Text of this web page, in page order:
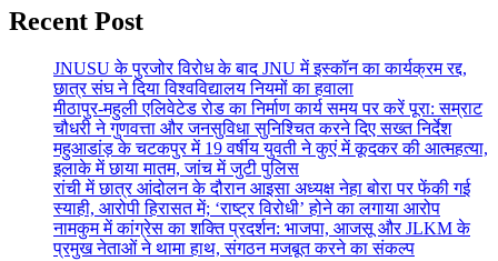
Recent Post
JNUSU के पुरजोर विरोध के बाद JNU में इस्कॉन का कार्यक्रम रद्द,
छात्र संघ ने दिया विश्वविद्यालय नियमों का हवाला
मीठापुर-महुली एलिवेटेड रोड का निर्माण कार्य समय पर करें पूरा: सम्राट
चौधरी ने गुणवत्ता और जनसुविधा सुनिश्चित करने दिए सख्त निर्देश
महुआडांड़ के चटकपुर में 19 वर्षीय युवती ने कुएं में कूदकर की आत्महत्या,
इलाके में छाया मातम, जांच में जुटी पुलिस
रांची में छात्र आंदोलन के दौरान आइसा अध्यक्ष नेहा बोरा पर फेंकी गई
स्याही, आरोपी हिरासत में; ‘राष्ट्र विरोधी’ होने का लगाया आरोप
नामकुम में कांग्रेस का शक्ति प्रदर्शन: भाजपा, आजसू और JLKM के
प्रमुख नेताओं ने थामा हाथ, संगठन मजबूत करने का संकल्प